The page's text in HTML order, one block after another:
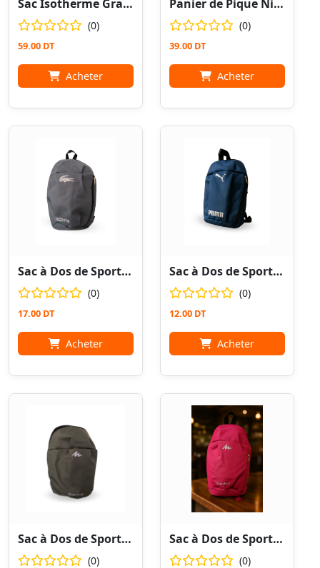
Sac Isotherme Grande Capacité 30L
(0)
59.00 DT
Acheter
Panier de Pique Nique Isotherme Pliable Motif Uni
(0)
39.00 DT
Acheter
Sac à Dos de Sport Gris / Camping
(0)
17.00 DT
Acheter
Sac à Dos de Sport Bleu / Camping
(0)
12.00 DT
Acheter
Sac à Dos de Sport Vert / Camping
(0)
Sac à Dos de Sport Rose / Camping
(0)